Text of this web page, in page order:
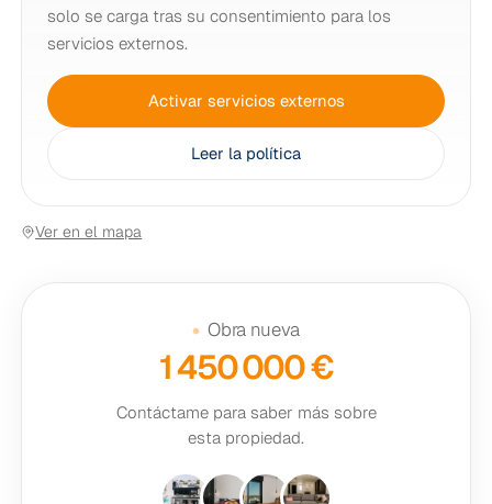
ambiente sin sacrificar el lujo, presentado como una de
las mejores opciones que ofrece la Costa Blanca.
solo se carga tras su consentimiento para los
servicios externos.
Activar servicios externos
Leer la política
Ver en el mapa
Obra nueva
1 450 000 €
Contáctame para saber más sobre
esta propiedad.